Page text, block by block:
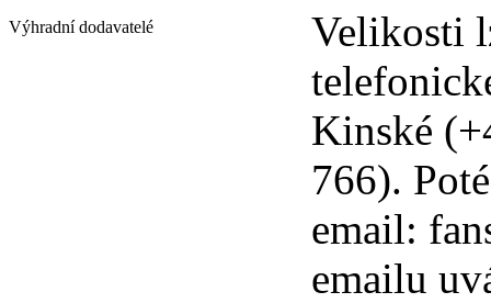
Výhradní dodavatelé
Velikosti
Kinské
766).
email:
emailu